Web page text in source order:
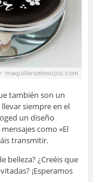
también son un
siempre en el
un diseño
como «El
transmitir.
belleza? ¿Creéis que
¡Esperamos